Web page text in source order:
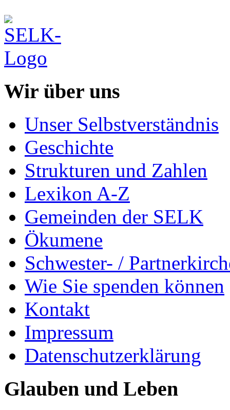
Wir über uns
Unser Selbstverständnis
Geschichte
Strukturen und Zahlen
Lexikon A-Z
Gemeinden der SELK
Ökumene
Schwester- /
Wie Sie spenden können
Kontakt
Impressum
Datenschutzerklärung
Glauben und Leben